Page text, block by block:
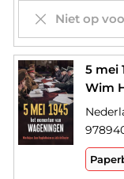
Niet op
5 mei
Wim